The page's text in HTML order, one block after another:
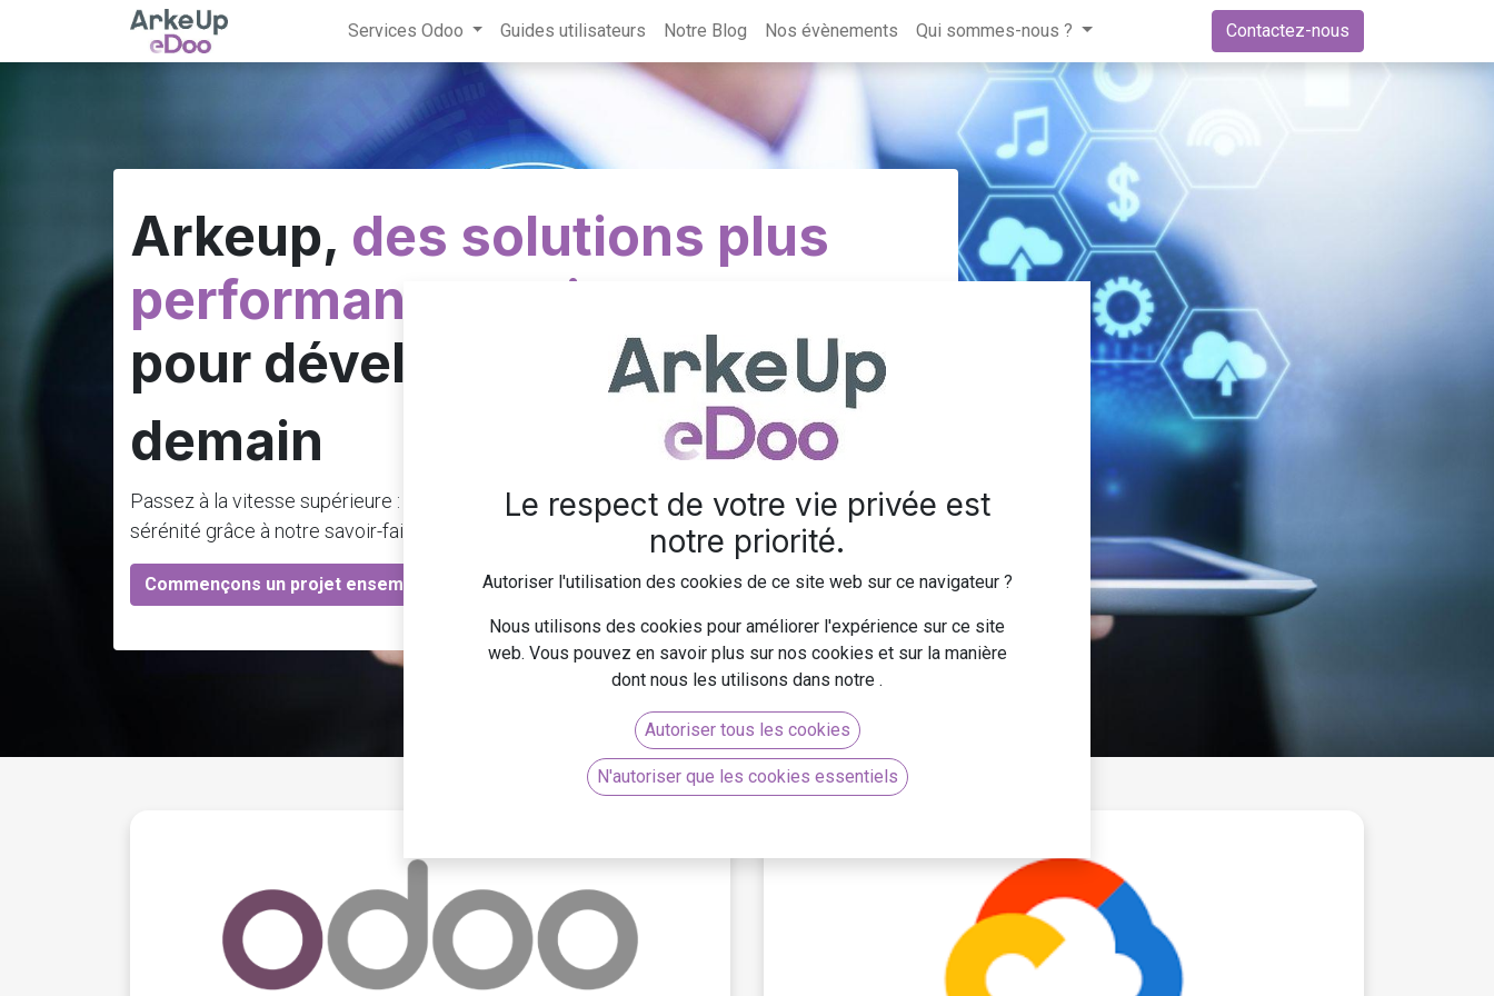
Services Odoo Guides utilisateurs Notre Blog Nos évènements Qui sommes-nous ? Contactez-nous
Arkeup, des solutions plus
performantes et innovantes
pour développer le monde de
demain
Passez à la vitesse supérieure : exploitez pleinement vos données et adoptez l'IA en toute
sérénité grâce à notre savoir-faire et à nos alliances stratégiques.
Commençons un projet ensemble
Le respect de votre vie privée est
notre priorité.
Autoriser l'utilisation des cookies de ce site web sur ce navigateur ?
Nous utilisons des cookies pour améliorer l'expérience sur ce site
web. Vous pouvez en savoir plus sur nos cookies et sur la manière
dont nous les utilisons dans notre .
Autoriser tous les cookies
N'autoriser que les cookies essentiels